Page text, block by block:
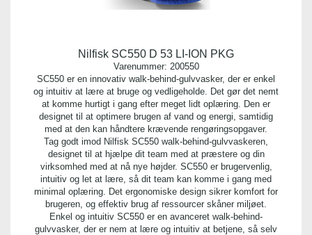
Nilfisk SC550 D 53 LI-ION PKG
Varenummer: 200550
SC550 er en innovativ walk-behind-gulvvasker, der er enkel
og intuitiv at lære at bruge og vedligeholde. Det gør det nemt
at komme hurtigt i gang efter meget lidt oplæring. Den er
designet til at optimere brugen af vand og energi, samtidig
med at den kan håndtere krævende rengøringsopgaver.
Tag godt imod Nilfisk SC550 walk-behind-gulvvaskeren,
designet til at hjælpe dit team med at præstere og din
virksomhed med at nå nye højder. SC550 er brugervenlig,
intuitiv og let at lære, så dit team kan komme i gang med
minimal oplæring. Det ergonomiske design sikrer komfort for
brugeren, og effektiv brug af ressourcer skåner miljøet.
Enkel og intuitiv SC550 er en avanceret walk-behind-
gulvvasker, der er nem at lære og intuitiv at betjene, så selv